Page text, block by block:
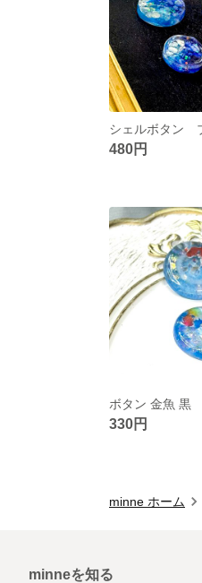
480円
ボタン 金魚 黒
330円
minne ホーム
minneを知る